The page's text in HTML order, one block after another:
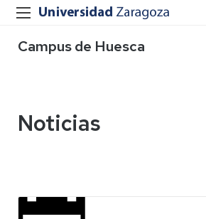
Campus de Huesca
Noticias